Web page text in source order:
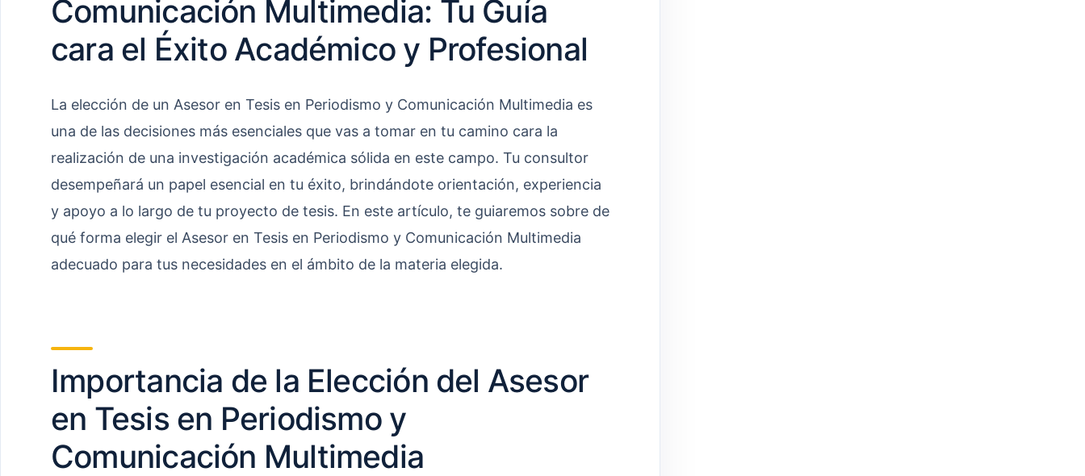
Comunicación Multimedia: Tu Guía
cara el Éxito Académico y Profesional
La elección de un Asesor en Tesis en Periodismo y Comunicación Multimedia es
una de las decisiones más esenciales que vas a tomar en tu camino cara la
realización de una investigación académica sólida en este campo. Tu consultor
desempeñará un papel esencial en tu éxito, brindándote orientación, experiencia
y apoyo a lo largo de tu proyecto de tesis. En este artículo, te guiaremos sobre de
qué forma elegir el Asesor en Tesis en Periodismo y Comunicación Multimedia
adecuado para tus necesidades en el ámbito de la materia elegida.
Importancia de la Elección del Asesor
en Tesis en Periodismo y
Comunicación Multimedia